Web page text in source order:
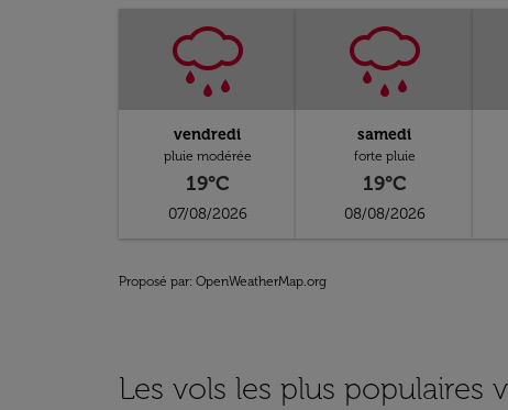
vendredi
pluie modérée
19°C
07/08/2026
samedi
forte pluie
19°C
08/08/2026
Proposé par: OpenWeatherMap.org
Les vols les plus populaires